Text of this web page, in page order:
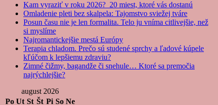
Kam vyraziť v roku 2026? 20 miest, ktoré vás dostanú
Omladenie pleti bez skalpela: Tajomstvo sviežej tváre
Posun času nie je len formalita. Telo ju vníma citlivejšie, než
si myslíme
Najromantickejšie mestá Európy
Terapia chladom. Prečo sú studené sprchy a ľadové kúpele
kľúčom k lepšiemu zdraviu?
Zimné čižmy, bagandže či snehule… Ktoré sa premočia
najrýchlejšie?
august 2026
Po Ut St Št Pi So Ne